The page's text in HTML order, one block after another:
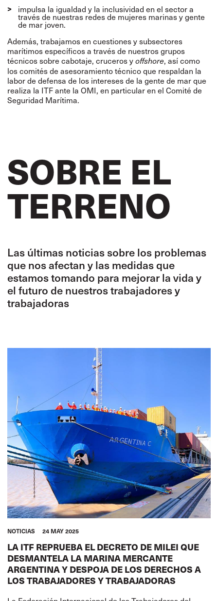
impulsa la igualdad y la inclusividad en el sector a
través de nuestras redes de mujeres marinas y gente
de mar joven.
Además, trabajamos en cuestiones y subsectores
marítimos específicos a través de nuestros grupos
técnicos sobre cabotaje, cruceros yoffshore, así como
los comités de asesoramiento técnico que respaldan la
labor de defensa de los intereses de la gente de mar que
realiza la ITF ante la OMI, en particular en el Comité de
Seguridad Marítima.
SOBRE EL
TERRENO
Las últimas noticias sobre los problemas
que nos afectan y las medidas que
estamos tomando para mejorar la vida y
el futuro de nuestros trabajadores y
trabajadoras
NOTICIAS 24 MAY 2025
LA ITF REPRUEBA EL DECRETO DE MILEI QUE
DESMANTELA LA MARINA MERCANTE
ARGENTINA Y DESPOJA DE LOS DERECHOS A
LOS TRABAJADORES Y TRABAJADORAS